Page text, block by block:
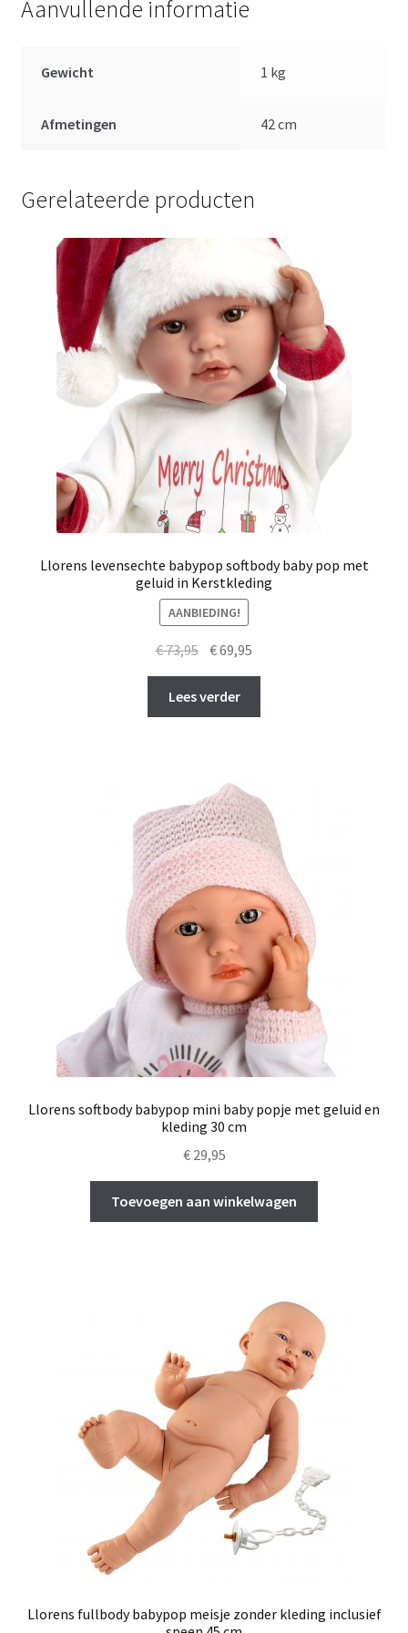
Aanvullende informatie
Gewicht 1 kg
Afmetingen 42 cm
Gerelateerde producten
Llorens levensechte babypop softbody baby pop met
geluid in Kerstkleding
AANBIEDING!
€73,95 Oorspronkelijke
prijs
was:
€ 73,95.
€69,95
prijs
€ 69,95.
Lees verder
Llorens softbody babypop mini baby popje met geluid en
kleding 30 cm
€29,95
Toevoegen aan winkelwagen
Llorens fullbody babypop meisje zonder kleding inclusief